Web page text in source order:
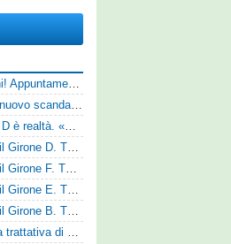
Serie D 2026/2027: è il giorno dei gironi! Appuntamento fissato
Trapani, Antonini: «Sta emergendo un nuovo scandalo»
Derthona, missione compiuta: la Serie D è realtà. «Siamo una società seria»
UFFICIALE: Serie D 2026/2027, ecco il Girone D. Tutte le squadre
UFFICIALE: Serie D 2026/2027, ecco il Girone F. Tutte le squadre
UFFICIALE: Serie D 2026/2027, ecco il Girone E. Tutte le squadre
UFFICIALE: Serie D 2026/2027, ecco il Girone B. Tutte le squadre
Il Cesena smentisce Antonini: nessuna trattativa di cessione